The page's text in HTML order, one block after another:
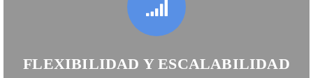
FLEXIBILIDAD Y ESCALABILIDAD